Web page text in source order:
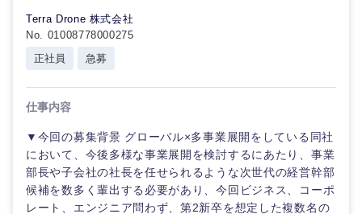
Terra Drone 株式会社
No. 01008778000275
正社員
急募
仕事内容
▼今回の募集背景 グローバル×多事業展開をしている同社
において、今後多様な事業展開を検討するにあたり、事業
部長や子会社の社長を任せられるような次世代の経営幹部
候補を数多く輩出する必要があり、今回ビジネス、コーポ
レート、エンジニア問わず、第2新卒を想定した複数名の